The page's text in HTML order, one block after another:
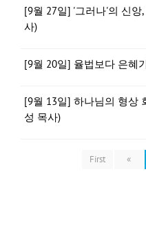
[9월 27일] '그러나'의 신앙
사)
[9월 20일] 율법보다 은혜
[9월 13일] 하나님의 형상
성 목사)
First «